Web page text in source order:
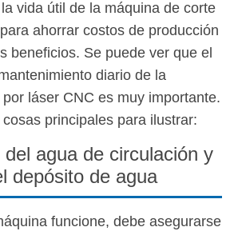
vida útil de la máquina de corte
ahorrar costos de producción
beneficios. Se puede ver que el
diario de la
láser CNC es muy importante.
principales para ilustrar:
del agua de circulación y
depósito de agua
funcione, debe asegurarse